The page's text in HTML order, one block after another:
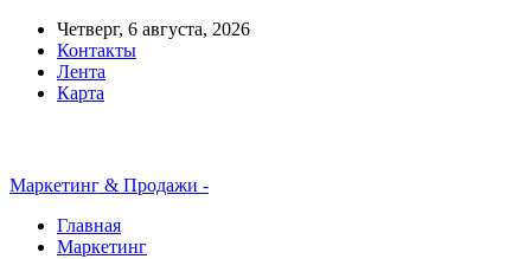
Четверг, 6 августа, 2026
Контакты
Лента
Карта
Маркетинг & Продажи -
Главная
Маркетинг